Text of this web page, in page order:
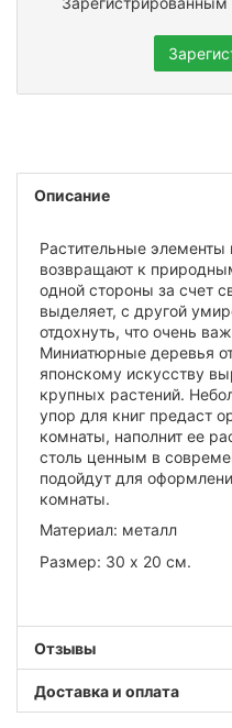
Описание
Растительные элементы
возвращают к
одной стороны за счет
выделяет, с другой
отдохнуть, что очень
Миниатюрные деревья
японскому искусству
крупных растений.
упор для книг предаст
комнаты, наполнит ее
столь ценным в
подойдут для
комнаты.
Материал: металл
Размер: 30 х 20 см.
Отзывы
Доставка и оплата